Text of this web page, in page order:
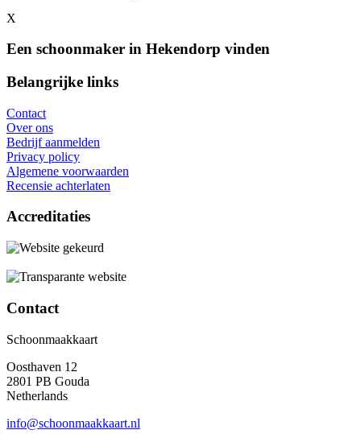
X
Een schoonmaker in Hekendorp vinden
Belangrijke links
Contact
Over ons
Bedrijf aanmelden
Privacy policy
Algemene voorwaarden
Recensie achterlaten
Accreditaties
Contact
Schoonmaakkaart
Oosthaven 12
2801 PB Gouda
Netherlands
info@schoonmaakkaart.nl